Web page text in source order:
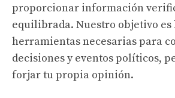
proporcionar información
equilibrada. Nuestro objetivo
herramientas necesarias para
decisiones y eventos políticos,
forjar tu propia opinión.